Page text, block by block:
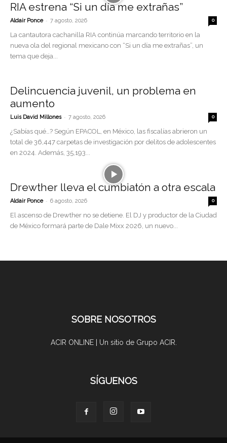
RIA estrena “Si un día me extrañas”
Aldair Ponce - 7 agosto, 2026 0
La cantautora cachanilla RIA continúa marcando territorio en la
nueva ola del regional mexicano con “Si un día me extrañas”, un
tema que deja...
Delincuencia juvenil, un problema en
aumento
Luis David Millones - 7 agosto, 2026 0
¿Sabías qué…? Según EPACOL, en México, las fiscalías abrieron un
total de 36,447 carpetas de investigación por delitos de adolescentes
en 2024. Además, 35,193...
Drewther lleva el cumbiatón a otra escala
Aldair Ponce - 6 agosto, 2026 0
El ascenso de Drewther no se detiene. El DJ y productor de la Ciudad
de México formará parte de Dale Mixx 2026, un nuevo...
SOBRE NOSOTROS
ACIR ONLINE | Un sitio de Grupo ACIR.
SÍGUENOS